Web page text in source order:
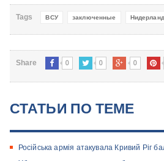
Tags ВСУ заключенные
Share 0 0 0
СТАТЬИ ПО ТЕМЕ
Російська армія атакувала Кривий Ріг